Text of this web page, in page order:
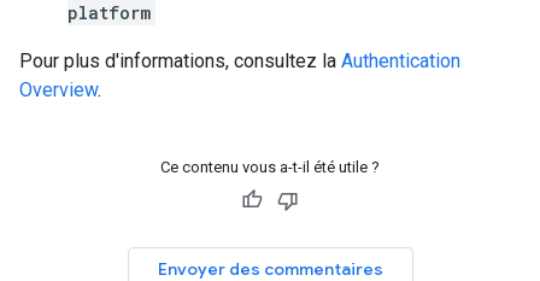
platform
Pour plus d'informations, consultez la Authentication
Overview.
Ce contenu vous a-t-il été utile ?
Envoyer des commentaires